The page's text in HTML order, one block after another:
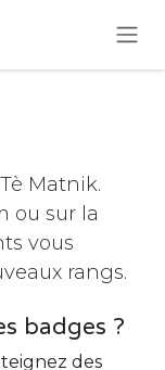
Matnik.
ou sur la
vous
rangs.
badges ?
des